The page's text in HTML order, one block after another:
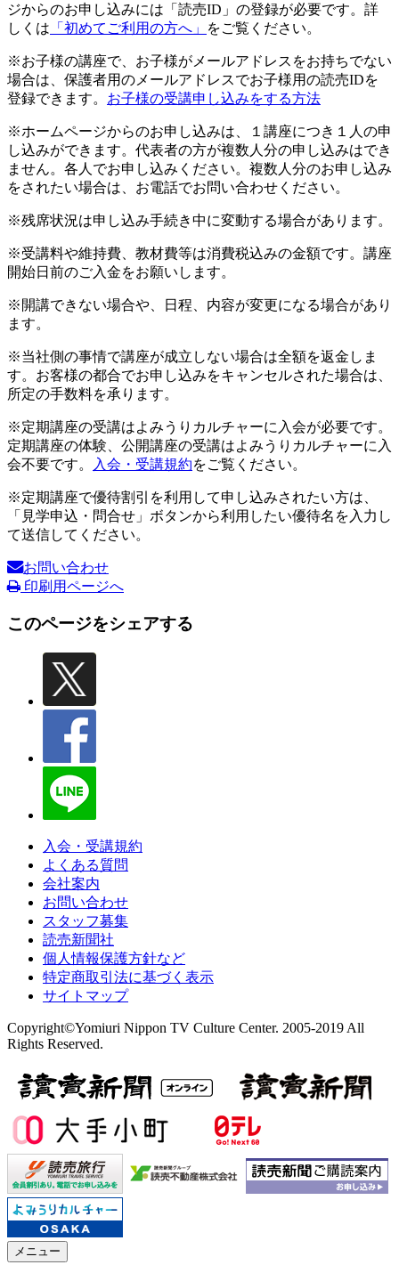
ジからのお申し込みには「読売ID」の登録が必要です。詳
しくは 「初めてご利用の方へ」 をご覧ください。
※お子様の講座で、お子様がメールアドレスをお持ちでない
場合は、保護者用のメールアドレスでお子様用の読売IDを
登録できます。 お子様の受講申し込みをする方法
※ホームページからのお申し込みは、１講座につき１人の申
し込みができます。代表者の方が複数人分の申し込みはでき
ません。各人でお申し込みください。複数人分のお申し込み
をされたい場合は、お電話でお問い合わせください。
※残席状況は申し込み手続き中に変動する場合があります。
※受講料や維持費、教材費等は消費税込みの金額です。講座
開始日前のご入金をお願いします。
※開講できない場合や、日程、内容が変更になる場合があり
ます。
※当社側の事情で講座が成立しない場合は全額を返金しま
す。お客様の都合でお申し込みをキャンセルされた場合は、
所定の手数料を承ります。
※定期講座の受講はよみうりカルチャーに入会が必要です。
定期講座の体験、公開講座の受講はよみうりカルチャーに入
会不要です。
入会・受講規約をご覧ください。
※定期講座で優待割引を利用して申し込みされたい方は、
「見学申込・問合せ」ボタンから利用したい優待名を入力し
て送信してください。
お問い合わせ
印刷用ページへ
このページをシェアする
入会・受講規約
よくある質問
会社案内
お問い合わせ
スタッフ募集
読売新聞社
個人情報保護方針など
特定商取引法に基づく表示
サイトマップ
Copyright©Yomiuri Nippon TV Culture Center. 2005-2019 All
Rights Reserved.
メニュー